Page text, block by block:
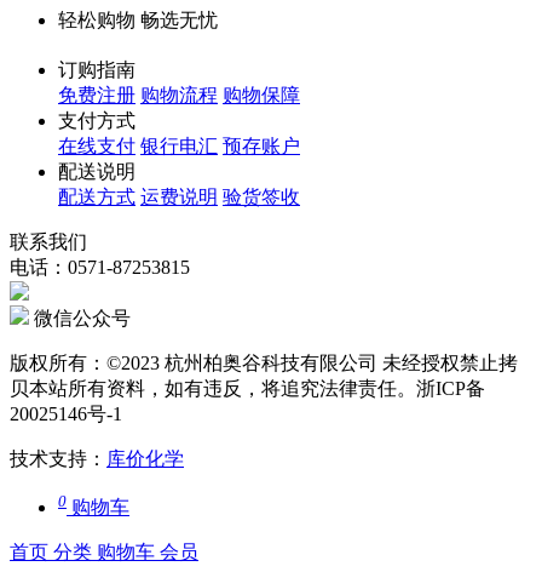
轻松购物 畅选无忧
订购指南
免费注册 购物流程 购物保障
支付方式
在线支付 银行电汇 预存账户
配送说明
配送方式 运费说明 验货签收
联系我们
电话：0571-87253815
微信公众号
版权所有：©2023 杭州柏奥谷科技有限公司 未经授权禁止拷
贝本站所有资料，如有违反，将追究法律责任。浙ICP备
20025146号-1
技术支持： 库价化学
0 购物车
首页 分类 购物车 会员